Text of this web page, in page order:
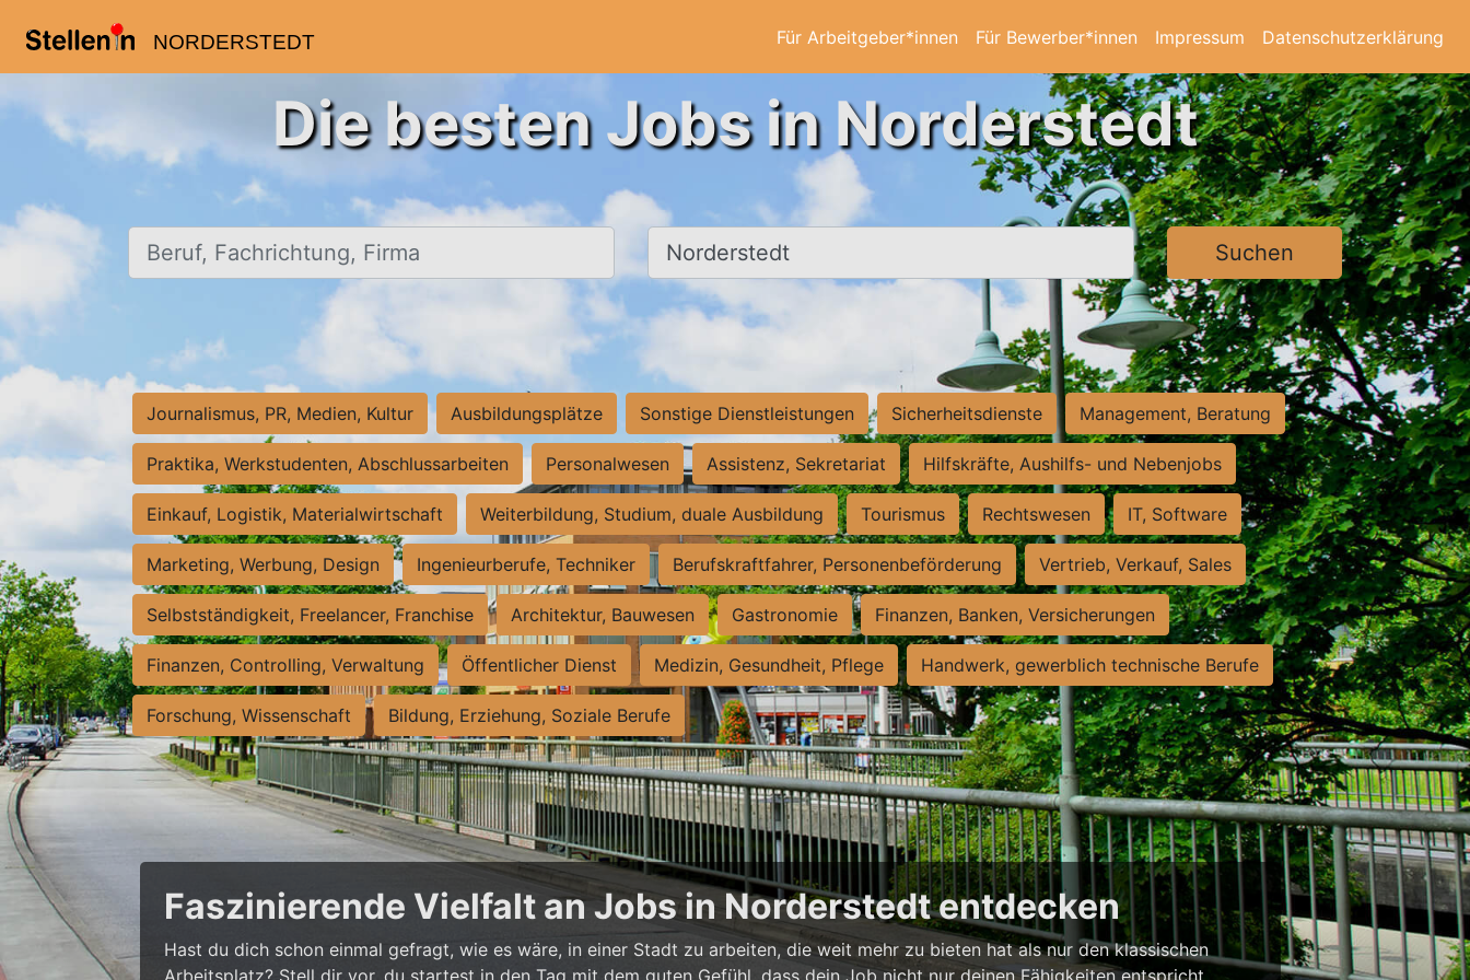
NORDERSTEDT Für Arbeitgeber*innen Für Bewerber*innen Impressum Datenschutzerklärung
Die besten Jobs in Norderstedt
Beruf, Fachrichtung, Firma Ort, Stadt Suchen
Journalismus, PR, Medien, Kultur Ausbildungsplätze Sonstige Dienstleistungen Sicherheitsdienste Management, Beratung
Praktika, Werkstudenten, Abschlussarbeiten Personalwesen Assistenz, Sekretariat Hilfskräfte, Aushilfs- und Nebenjobs
Einkauf, Logistik, Materialwirtschaft Weiterbildung, Studium, duale Ausbildung Tourismus Rechtswesen IT, Software
Marketing, Werbung, Design Ingenieurberufe, Techniker Berufskraftfahrer, Personenbeförderung Vertrieb, Verkauf, Sales
Selbstständigkeit, Freelancer, Franchise Architektur, Bauwesen Gastronomie Finanzen, Banken, Versicherungen
Finanzen, Controlling, Verwaltung Öffentlicher Dienst Medizin, Gesundheit, Pflege Handwerk, gewerblich technische Berufe
Forschung, Wissenschaft Bildung, Erziehung, Soziale Berufe
Faszinierende Vielfalt an Jobs in Norderstedt entdecken
Hast du dich schon einmal gefragt, wie es wäre, in einer Stadt zu arbeiten, die weit mehr zu bieten hat als nur den klassischen